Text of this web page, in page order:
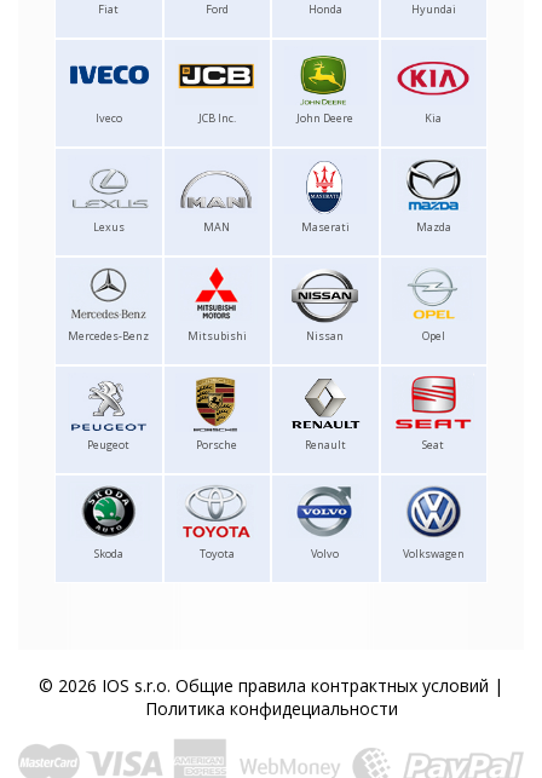
Fiat Ford Honda Hyundai
Iveco JCB Inc. John Deere Kia
Lexus MAN Maserati Mazda
Mercedes-Benz Mitsubishi Nissan Opel
Peugeot Porsche Renault Seat
Skoda Toyota Volvo Volkswagen
© 2026 IOS s.r.o. Общие правила контрактных условий |
Политика конфидециальности